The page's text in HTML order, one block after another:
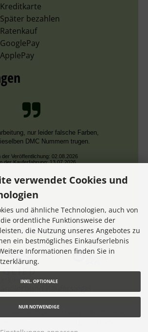
bezahlen
nur leider falsche Farben,
DMC Nummern trugen.
der Veröffentlichung: 02.08.2026
der Kauferfahrung: 13.07.2026
7,355 Bewertungen
verwendet Cookies und
und ähnliche Technologien, auch von
ordentliche Funktionsweise der
die Nutzung unseres Angebotes zu
ein bestmögliches Einkaufserlebnis
Informationen finden Sie in
INKL. OPTIONALE
NUR NOTWENDIGE